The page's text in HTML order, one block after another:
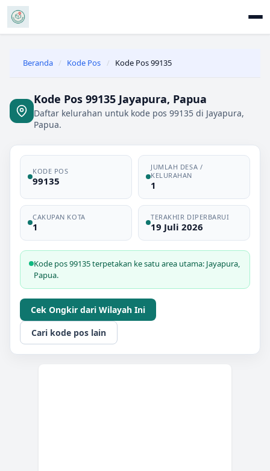
Beranda / Kode Pos / Kode Pos 99135
Kode Pos 99135 Jayapura, Papua
Daftar kelurahan untuk kode pos 99135 di Jayapura,
Papua.
KODE POS
99135
JUMLAH DESA /
KELURAHAN
1
CAKUPAN KOTA
1
TERAKHIR DIPERBARUI
19 Juli 2026
Kode pos 99135 terpetakan ke satu area utama: Jayapura,
Papua.
Cek Ongkir dari Wilayah Ini
Cari kode pos lain